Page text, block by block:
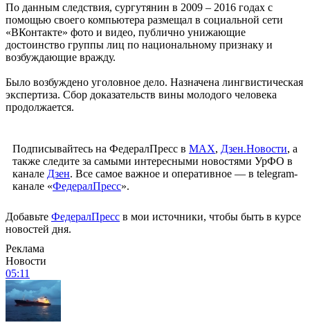
По данным следствия, сургутянин в 2009 – 2016 годах с
помощью своего компьютера размещал в социальной сети
«ВКонтакте» фото и видео, публично унижающие
достоинство группы лиц по национальному признаку и
возбуждающие вражду.
Было возбуждено уголовное дело. Назначена лингвистическая
экспертиза. Сбор доказательств вины молодого человека
продолжается.
Подписывайтесь на ФедералПресс в МАХ, Дзен.Новости, а
также следите за самыми интересными новостями УрФО в
канале Дзен. Все самое важное и оперативное — в telegram-
канале «ФедералПресс».
Добавьте ФедералПресс в мои источники, чтобы быть в курсе
новостей дня.
Реклама
Новости
05:11